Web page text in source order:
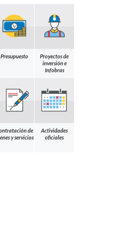
Presupuesto
Proyectos de
inversión e
Infobras
de
y servicios
Actividades
oficiales